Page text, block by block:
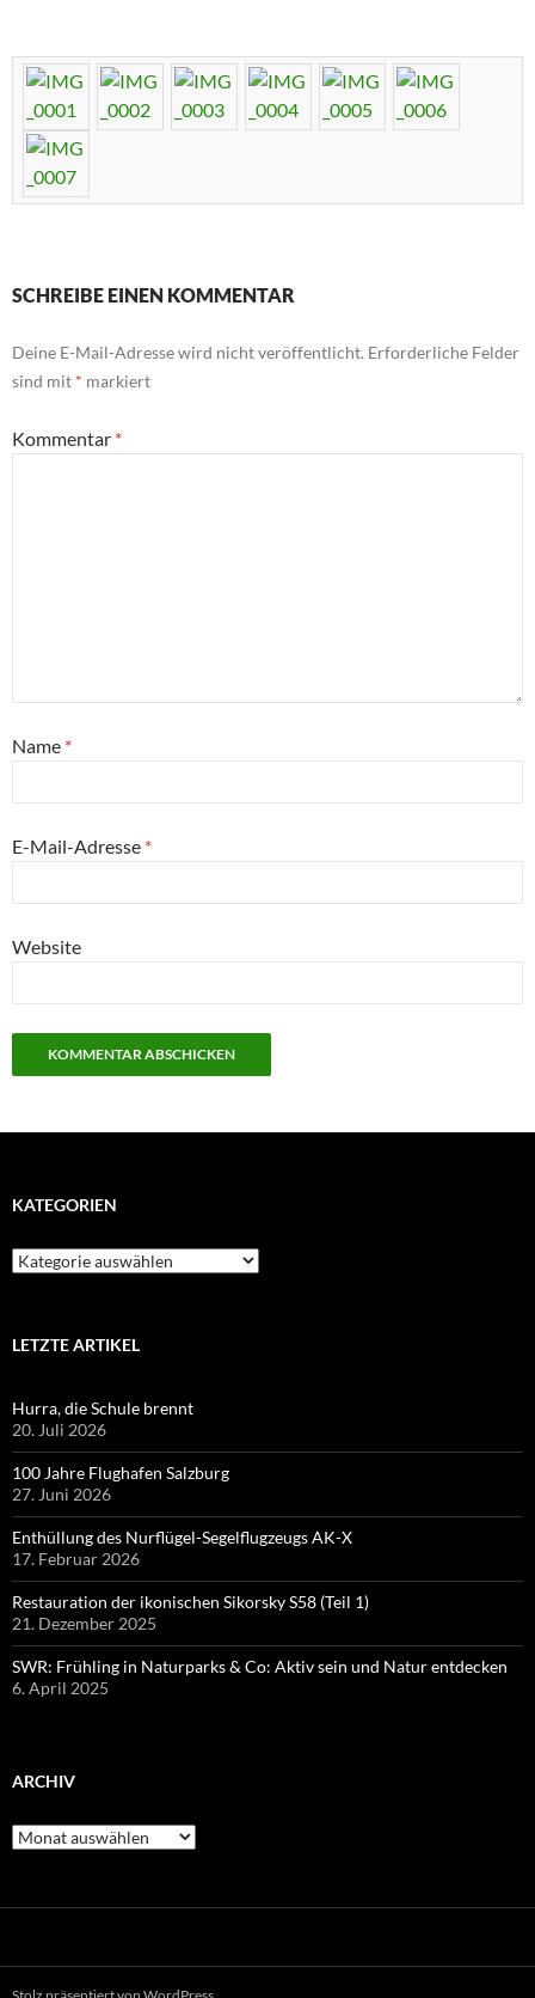
SCHREIBE EINEN KOMMENTAR
Deine E-Mail-Adresse wird nicht veröffentlicht. Erforderliche Felder
sind mit * markiert
Kommentar *
Name *
E-Mail-Adresse *
Website
KATEGORIEN
Kategorien
LETZTE ARTIKEL
Hurra, die Schule brennt
20. Juli 2026
100 Jahre Flughafen Salzburg
27. Juni 2026
Enthüllung des Nurflügel-Segelflugzeugs AK-X
17. Februar 2026
Restauration der ikonischen Sikorsky S58 (Teil 1)
21. Dezember 2025
SWR: Frühling in Naturparks & Co: Aktiv sein und Natur entdecken
6. April 2025
ARCHIV
Archiv